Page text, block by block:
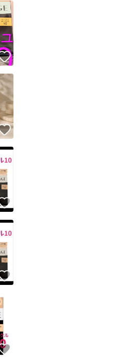
ーザーにバッジを付与しています
をクリアした安心・安全なユーザーです
フリマの取引を完了させた実績がありま
マサービスでの取引実績があります
しているものではありません
で24時間以内＆設定した発送日数内に発
で24時間以内に発送しています
た発送日数内に発送しています
をコピーします
す
ージへ
いいね！
いいね！